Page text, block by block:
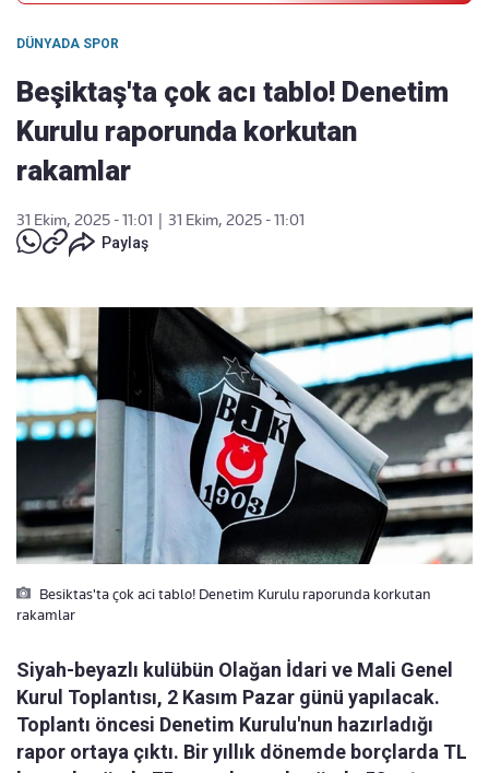
DÜNYADA SPOR
Beşiktaş'ta çok acı tablo! Denetim
Kurulu raporunda korkutan
rakamlar
31 Ekim, 2025 - 11:01
31 Ekim, 2025 - 11:01
Paylaş
Besiktas'ta çok aci tablo! Denetim Kurulu raporunda korkutan
rakamlar
Siyah-beyazlı kulübün Olağan İdari ve Mali Genel
Kurul Toplantısı, 2 Kasım Pazar günü yapılacak.
Toplantı öncesi Denetim Kurulu'nun hazırladığı
rapor ortaya çıktı. Bir yıllık dönemde borçlarda TL